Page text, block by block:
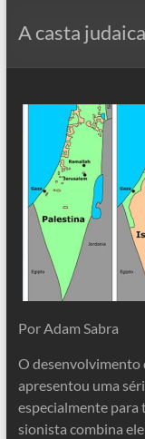
A casta
Por Adam Sabra
O desenvolvimento
apresentou uma
especialmente para
sionista combina